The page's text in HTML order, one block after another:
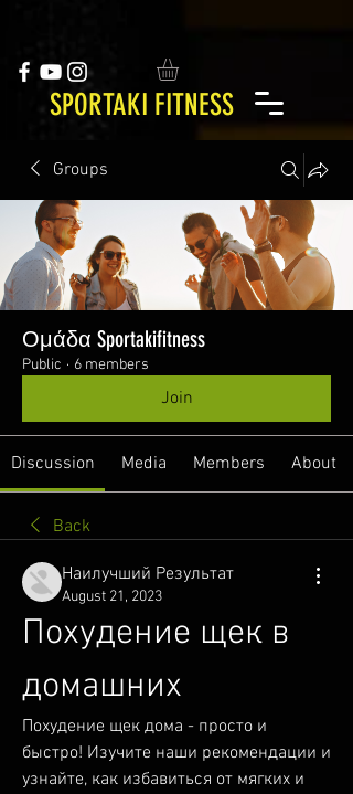
SPORTAKI FITNESS
Groups
Ομάδα Sportakifitness
Public · 6 members
Join
Discussion Media Members About
Back
Наилучший Результат
August 21, 2023
Похудение щек в
домашних
Похудение щек дома - просто и
быстро! Изучите наши рекомендации и
узнайте, как избавиться от мягких и